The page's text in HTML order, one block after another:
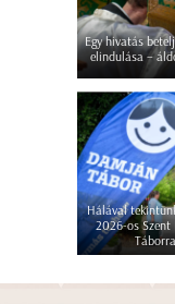
Egy hivatás
elindulása –
Hálával
2026-os Szent
Táborra